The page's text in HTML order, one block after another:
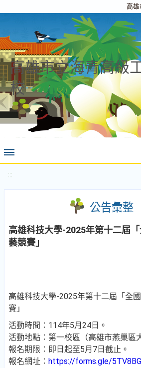
高雄
高雄市立海青高級
校
:::
公告彙整
高雄科技大學-2025年第十二屆
藝競賽」
高雄科技大學-2025年第十二屆「全
賽」
活動時間：114年5月24日。
活動地點：第一校區（高雄市燕巢區
報名期限：即日起至5月7日截止。
報名網址： https://forms.gle/